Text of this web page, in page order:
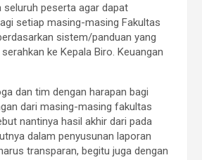
seluruh peserta agar dapat
setiap masing-masing Fakultas
sistem/panduan yang
ke Kepala Biro. Keuangan
dan tim dengan harapan bagi
dari masing-masing fakultas
nantinya hasil akhir dari pada
dalam penyusunan laporan
transparan, begitu juga dengan